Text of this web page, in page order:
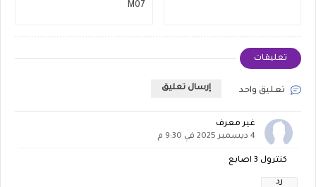
M07
تعليقات
تعليق واحد إرسال تعليق
غير معرف
4 ديسمبر 2025 في 9:30 م
كنترول 3 اصابع
رد